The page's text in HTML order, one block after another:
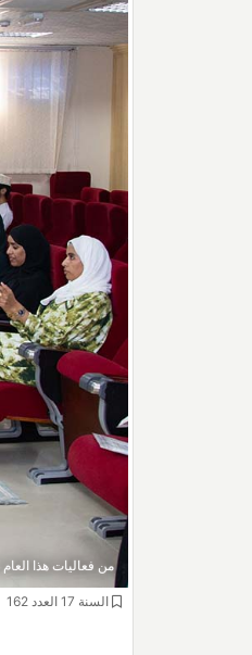
من فعاليات هذا
السنة 17 العدد 162